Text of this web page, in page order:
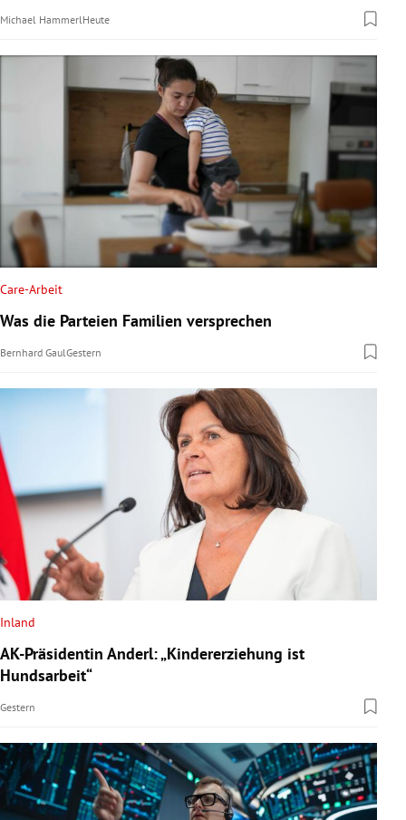
Michael Hammerl Heute
Care-Arbeit
Was die Parteien Familien versprechen
Bernhard GaulGestern
Inland
AK-Präsidentin Anderl: „Kindererziehung ist
Hundsarbeit“
Gestern